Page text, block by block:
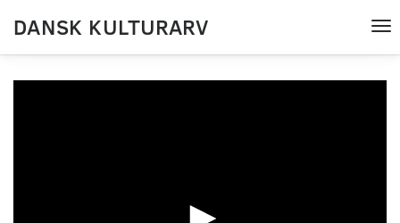
DANSK KULTURARV